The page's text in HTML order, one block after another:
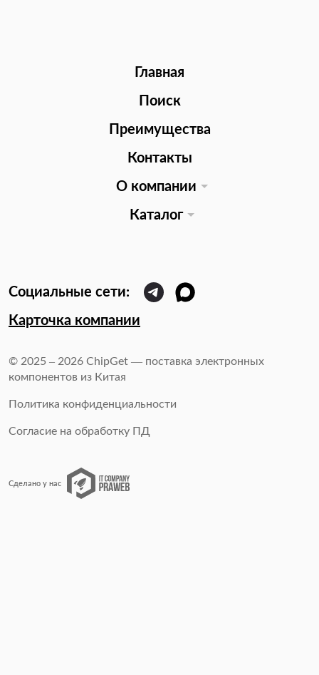
Главная
Поиск
Преимущества
Контакты
О компании
Каталог
Карточка компании
© 2025 – 2026 ChipGet — поставка электронных
компонентов из Китая
Политика конфиденциальности
Согласие на обработку ПД
Сделано у нас